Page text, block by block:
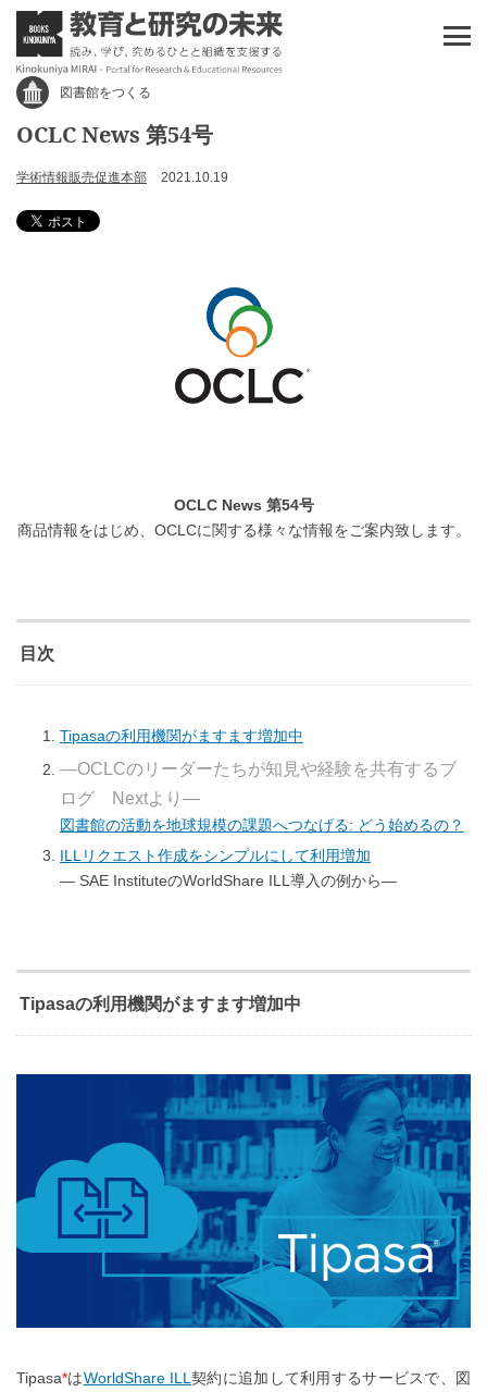
図書館をつくる
OCLC News 第54号
学術情報販売促進本部 2021.10.19
OCLC News 第54号
商品情報をはじめ、OCLCに関する様々な情報をご案内致します。
目次
Tipasaの利用機関がますます増加中
―OCLCのリーダーたちが知見や経験を共有するブ
ログ Nextより―
図書館の活動を地球規模の課題へつなげる: どう始めるの？
ILLリクエスト作成をシンプルにして利用増加
― SAE InstituteのWorldShare ILL導入の例から―
Tipasaの利用機関がますます増加中
Tipasa*はWorldShare ILL 契約に追加して利用するサービスで、図